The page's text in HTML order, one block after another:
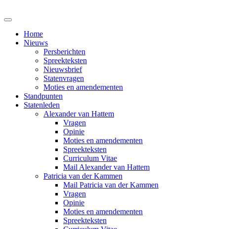
Home
Nieuws
Persberichten
Spreekteksten
Nieuwsbrief
Statenvragen
Moties en amendementen
Standpunten
Statenleden
Alexander van Hattem
Vragen
Opinie
Moties en amendementen
Spreekteksten
Curriculum Vitae
Mail Alexander van Hattem
Patricia van der Kammen
Mail Patricia van der Kammen
Vragen
Opinie
Moties en amendementen
Spreekteksten